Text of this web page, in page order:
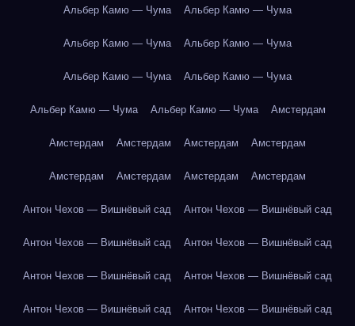
Альбер Камю — Чума Альбер Камю — Чума
Альбер Камю — Чума Альбер Камю — Чума
Альбер Камю — Чума Альбер Камю — Чума
Альбер Камю — Чума Альбер Камю — Чума Амстердам
Амстердам Амстердам Амстердам Амстердам
Амстердам Амстердам Амстердам Амстердам
Антон Чехов — Вишнёвый сад Антон Чехов — Вишнёвый сад
Антон Чехов — Вишнёвый сад Антон Чехов — Вишнёвый сад
Антон Чехов — Вишнёвый сад Антон Чехов — Вишнёвый сад
Антон Чехов — Вишнёвый сад Антон Чехов — Вишнёвый сад